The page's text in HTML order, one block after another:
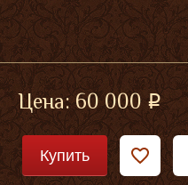
Цена:60 000
Купить